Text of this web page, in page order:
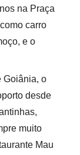
na Praça
carro
e o
Goiânia, o
desde
muito
Mau